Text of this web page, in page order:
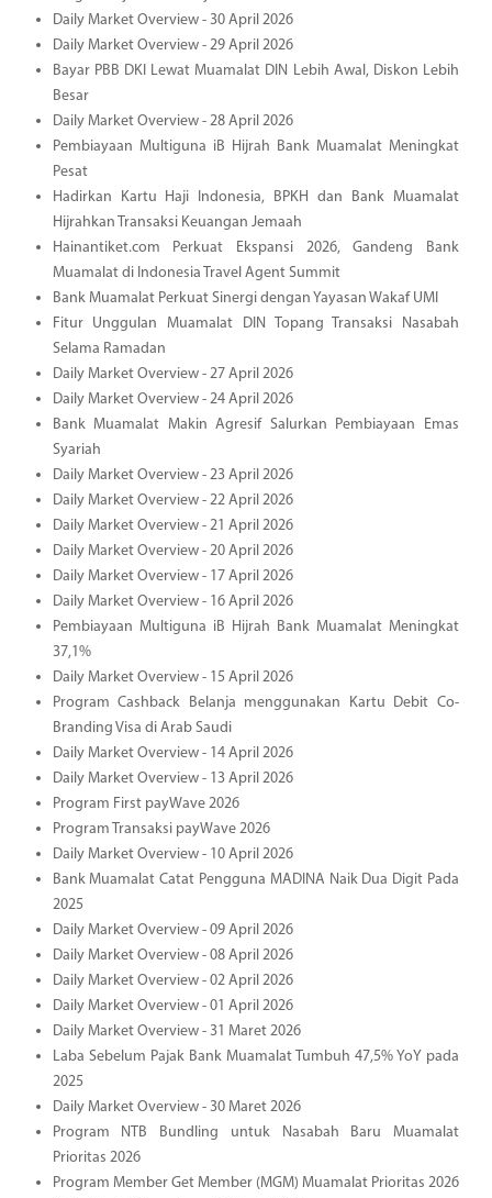
Daily Market Overview - 30 April 2026
Daily Market Overview - 29 April 2026
Bayar PBB DKI Lewat Muamalat DIN Lebih Awal, Diskon Lebih
Besar
Daily Market Overview - 28 April 2026
Pembiayaan Multiguna iB Hijrah Bank Muamalat Meningkat
Pesat
Hadirkan Kartu Haji Indonesia, BPKH dan Bank Muamalat
Hijrahkan Transaksi Keuangan Jemaah
Hainantiket.com Perkuat Ekspansi 2026, Gandeng Bank
Muamalat di Indonesia Travel Agent Summit
Bank Muamalat Perkuat Sinergi dengan Yayasan Wakaf UMI
Fitur Unggulan Muamalat DIN Topang Transaksi Nasabah
Selama Ramadan
Daily Market Overview - 27 April 2026
Daily Market Overview - 24 April 2026
Bank Muamalat Makin Agresif Salurkan Pembiayaan Emas
Syariah
Daily Market Overview - 23 April 2026
Daily Market Overview - 22 April 2026
Daily Market Overview - 21 April 2026
Daily Market Overview - 20 April 2026
Daily Market Overview - 17 April 2026
Daily Market Overview - 16 April 2026
Pembiayaan Multiguna iB Hijrah Bank Muamalat Meningkat
37,1%
Daily Market Overview - 15 April 2026
Program Cashback Belanja menggunakan Kartu Debit Co-
Branding Visa di Arab Saudi
Daily Market Overview - 14 April 2026
Daily Market Overview - 13 April 2026
Program First payWave 2026
Program Transaksi payWave 2026
Daily Market Overview - 10 April 2026
Bank Muamalat Catat Pengguna MADINA Naik Dua Digit Pada
2025
Daily Market Overview - 09 April 2026
Daily Market Overview - 08 April 2026
Daily Market Overview - 02 April 2026
Daily Market Overview - 01 April 2026
Daily Market Overview - 31 Maret 2026
Laba Sebelum Pajak Bank Muamalat Tumbuh 47,5% YoY pada
2025
Daily Market Overview - 30 Maret 2026
Program NTB Bundling untuk Nasabah Baru Muamalat
Prioritas 2026
Program Member Get Member (MGM) Muamalat Prioritas 2026